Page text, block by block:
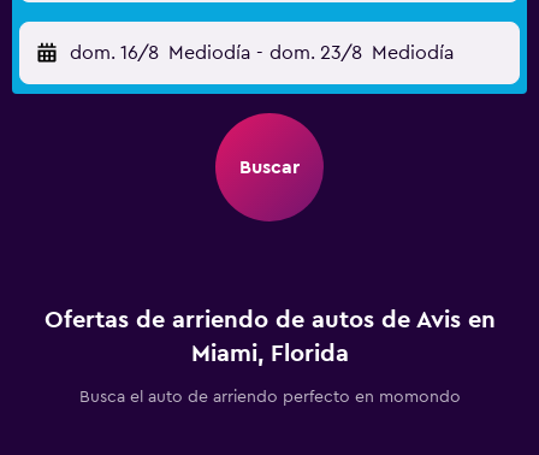
dom. 16/8 Mediodía - dom. 23/8 Mediodía
Buscar
Ofertas de arriendo de autos de Avis en
Miami, Florida
Busca el auto de arriendo perfecto en momondo